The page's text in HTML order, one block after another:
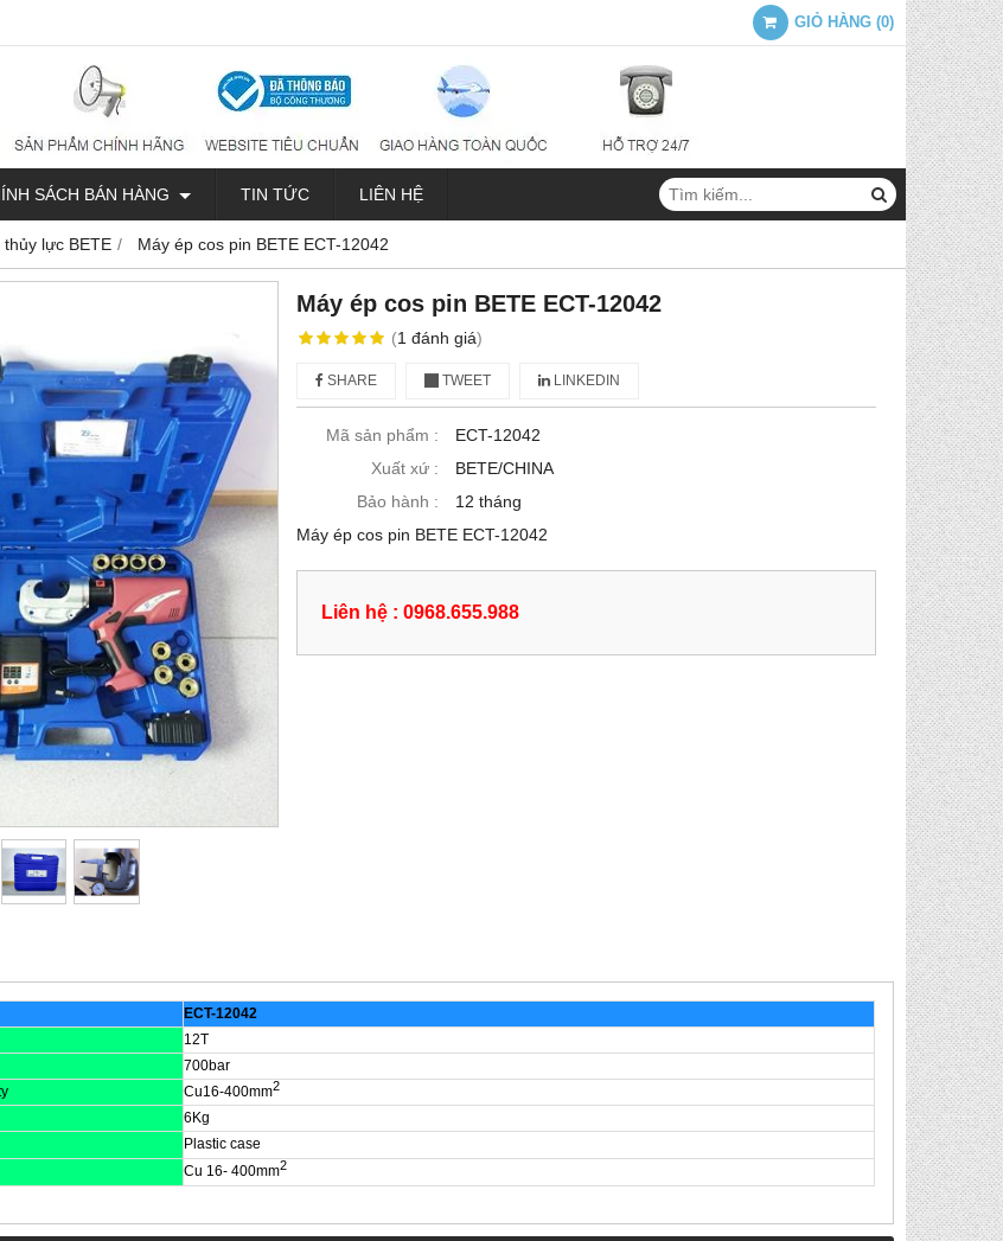
GIỎ HÀNG (0)
SÁCH BÁN HÀNG TIN TỨC LIÊN HỆ
thủy lực BETE Máy ép cos pin BETE ECT-12042
Máy ép cos pin BETE ECT-12042
(1 đánh giá)
SHARE TWEET LINKEDIN
Mã sản phẩm :
ECT-12042
Xuất xứ :
BETE/CHINA
Bảo hành :
12 tháng
Máy ép cos pin BETE ECT-12042
Liên hệ : 0968.655.988
ECT-12042
12T
700bar
Cu16-400mm2
6Kg
Plastic case
Cu 16- 400mm2